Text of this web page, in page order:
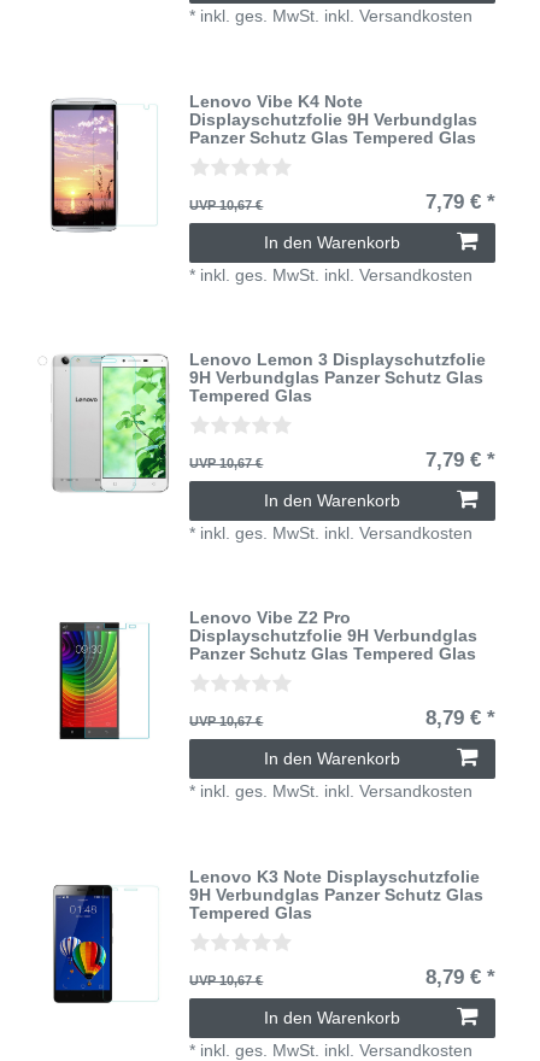
* inkl. ges. MwSt. inkl.Versandkosten
Lenovo Vibe K4 Note
Displayschutzfolie 9H Verbundglas
Panzer Schutz Glas Tempered Glas
UVP 10,67 € 7,79 € *
In den Warenkorb
* inkl. ges. MwSt. inkl.Versandkosten
Lenovo Lemon 3 Displayschutzfolie
9H Verbundglas Panzer Schutz Glas
Tempered Glas
UVP 10,67 € 7,79 € *
In den Warenkorb
* inkl. ges. MwSt. inkl.Versandkosten
Lenovo Vibe Z2 Pro
Displayschutzfolie 9H Verbundglas
Panzer Schutz Glas Tempered Glas
UVP 10,67 € 8,79 € *
In den Warenkorb
* inkl. ges. MwSt. inkl.Versandkosten
Lenovo K3 Note Displayschutzfolie
9H Verbundglas Panzer Schutz Glas
Tempered Glas
UVP 10,67 € 8,79 € *
In den Warenkorb
* inkl. ges. MwSt. inkl.Versandkosten